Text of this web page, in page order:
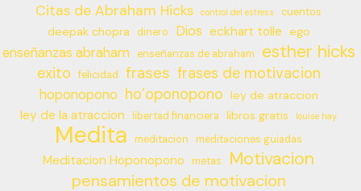
Citas de Abraham Hicks control del estress cuentos
deepak chopra dinero Dios eckhart tolle ego
enseñanzas abraham enseñanzas de abraham esther hicks
exito felicidad frases frases de motivacion
hoponopono ho’oponopono ley de atraccion
ley de la atraccion libertad financiera libros gratis louise hay
Medita meditacion meditaciones guiadas
Meditacion Hoponopono metas Motivacion
pensamientos de motivacion